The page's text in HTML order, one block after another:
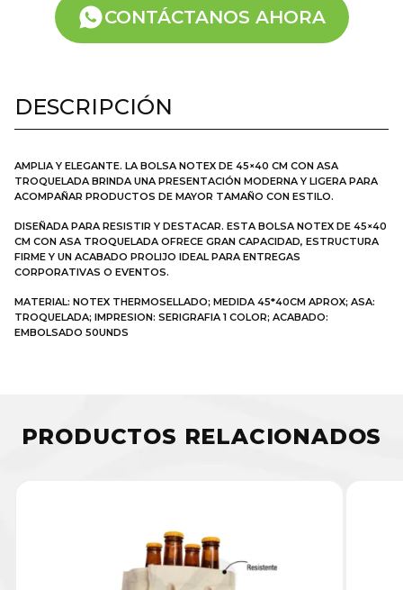
CONTÁCTANOS AHORA
DESCRIPCIÓN
AMPLIA Y ELEGANTE. LA BOLSA NOTEX DE 45×40 CM CON ASA
TROQUELADA BRINDA UNA PRESENTACIÓN MODERNA Y LIGERA PARA
ACOMPAÑAR PRODUCTOS DE MAYOR TAMAÑO CON ESTILO.
DISEÑADA PARA RESISTIR Y DESTACAR. ESTA BOLSA NOTEX DE 45×40
CM CON ASA TROQUELADA OFRECE GRAN CAPACIDAD, ESTRUCTURA
FIRME Y UN ACABADO PROLIJO IDEAL PARA ENTREGAS
CORPORATIVAS O EVENTOS.
MATERIAL: NOTEX THERMOSELLADO; MEDIDA 45*40CM APROX; ASA:
TROQUELADA; IMPRESION: SERIGRAFIA 1 COLOR; ACABADO:
EMBOLSADO 50UNDS
PRODUCTOS RELACIONADOS